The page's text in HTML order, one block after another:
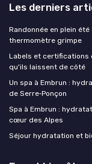
Les derniers
Randonnée en plein
thermomètre grimpe
Labels et certifications
qu'ils laissent de côté
Un spa à Embrun :
de Serre‑Ponçon
Spa à Embrun :
cœur des Alpes
Séjour hydratation et